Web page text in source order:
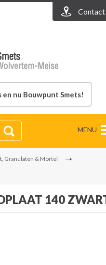
Contact
en nu Bouwpunt Smets!
MENU
Granulaten & Mortel
140